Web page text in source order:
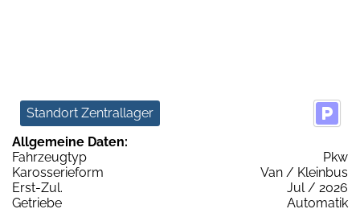
Standort Zentrallager
Allgemeine Daten:
Fahrzeugtyp
Pkw
Karosserieform
Van / Kleinbus
Erst-Zul.
Jul / 2026
Getriebe
Automatik